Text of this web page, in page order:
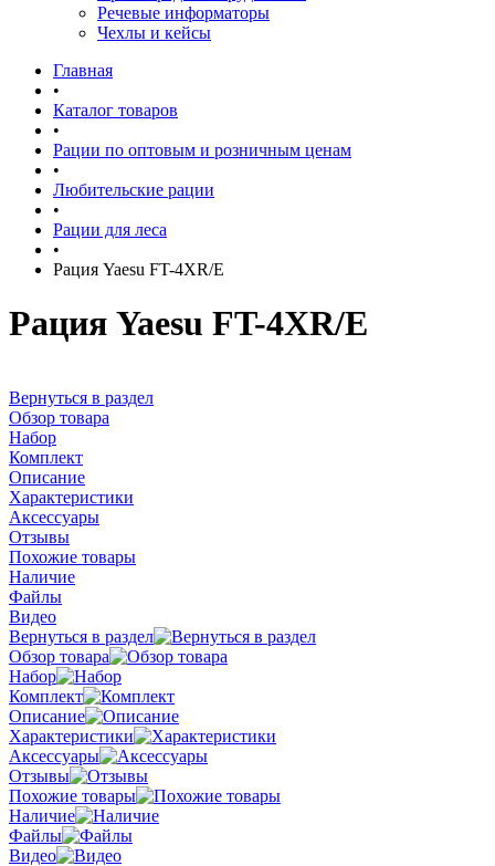
Речевые информаторы
Чехлы и кейсы
Главная
•
Каталог товаров
•
Рации по оптовым и розничным ценам
•
Любительские рации
•
Рации для леса
•
Рация Yaesu FT-4XR/E
Рация Yaesu FT-4XR/E
Вернуться в раздел
Обзор товара
Набор
Комплект
Описание
Характеристики
Аксессуары
Отзывы
Похожие товары
Наличие
Файлы
Видео
Вернуться в раздел
Обзор товара
Набор
Комплект
Описание
Характеристики
Аксессуары
Отзывы
Похожие товары
Наличие
Файлы
Видео